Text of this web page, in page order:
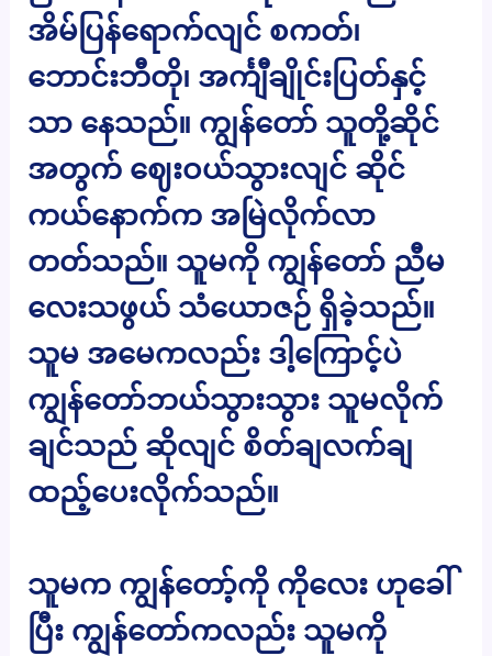
အိမ်ပြန်ရောက်လျင် စကတ်၊
ဘောင်းဘီတို၊ အင်္ကျီချိုင်းပြတ်နှင့်
သာ နေသည်။ ကျွန်တော် သူတို့ဆိုင်
အတွက် ဈေးဝယ်သွားလျင် ဆိုင်
ကယ်နောက်က အမြဲလိုက်လာ
တတ်သည်။ သူမကို ကျွန်တော် ညီမ
လေးသဖွယ် သံယောဇဉ် ရှိခဲ့သည်။
သူမ အမေကလည်း ဒါ့ကြောင့်ပဲ
ကျွန်တော်ဘယ်သွားသွား သူမလိုက်
ချင်သည် ဆိုလျင် စိတ်ချလက်ချ
ထည့်ပေးလိုက်သည်။
သူမက ကျွန်တော့်ကို ကိုလေး ဟုခေါ်
ပြီး ကျွန်တော်ကလည်း သူမကို